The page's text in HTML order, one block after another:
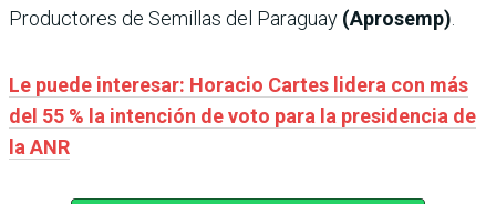
Productores de Semillas del Paraguay (Aprosemp)
Le puede interesar: Horacio Cartes lidera con más
del 55 % la intención de voto para la presidencia de
la ANR